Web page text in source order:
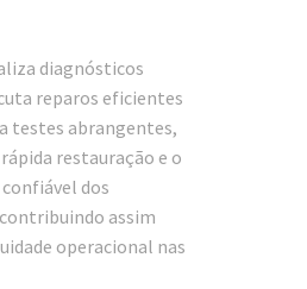
diagnósticos
reparos eficientes
testes abrangentes,
restauração e o
dos
assim
operacional nas